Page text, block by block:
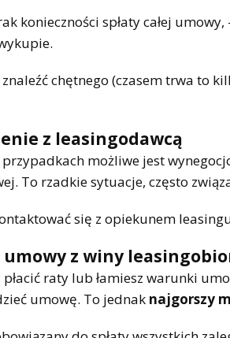
konieczności spłaty całej
chętnego (czasem trwa to
z leasingodawcą
przypadkach możliwe jest
To rzadkie sytuacje, często
się z opiekunem
umowy z winy
płacić raty lub łamiesz warunki
umowę. To jednak najgorszy